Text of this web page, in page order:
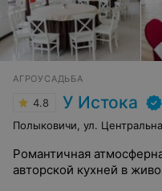
АГРОУСАДЬБА
4.8 У Истока
Полыковичи, ул.
Романтичная
авторской кухней в